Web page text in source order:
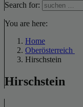
Search for:
You are here:
Home
Oberösterreich
Hirschstein
Hirschstein